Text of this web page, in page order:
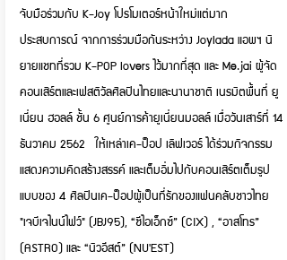
จับมือร่วมกับ K-Joy โปรโมเตอร์หน้าใหม่แต่มาก
ประสบการณ์ จากการร่วมมือกันระหว่าง Joylada แอพฯ นิ
ยายแชทที่รวม K-POP lovers ไว้มากที่สุด และ Me.jai ผู้จัด
คอนเสิร์ตและเฟสติวัลศิลปินไทยและนานาชาติ เนรมิตพื้นที่ ยู
เนี่ยน ฮอลล์ ชั้น 6 ศูนย์การค้ายูเนี่ยนมอลล์ เมื่อวันเสาร์ที่ 14
ธันวาคม 2562 ให้เหล่าเค-ป็อป เลิฟเวอร์ ได้ร่วมกิจกรรม
แสดงความคิดสร้างสรรค์ และเต็มอิ่มไปกับคอนเสิร์ตเต็มรูป
แบบของ 4 ศิลปินเค-ป็อปผู้เป็นที่รักของแฟนคลับชาวไทย
"เจบีเจไนน์ไฟว์" (JBJ95), “ซีไอเอ็กซ์” (CIX) , “อาสโทร”
(ASTRO) และ “นิวอีสต์” (NU'EST)​